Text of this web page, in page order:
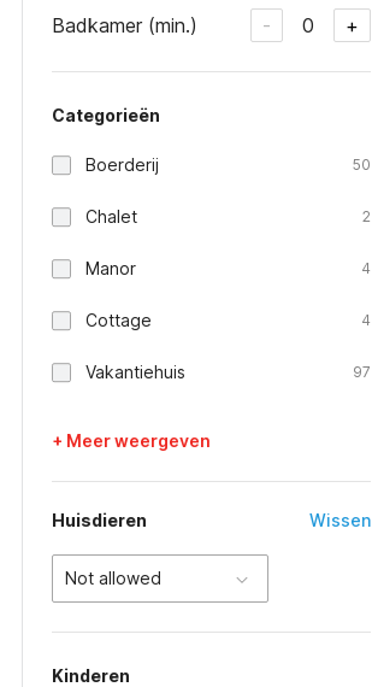
Badkamer (min.) - 0 +
Categorieën
Boerderij 50
Chalet 2
Manor 4
Cottage 4
Vakantiehuis 97
+ Meer weergeven
Huisdieren Wissen
Not allowed
Kinderen